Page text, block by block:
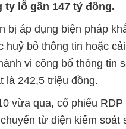
ty lỗ gần 147 tỷ đồng.
bị áp dụng biện pháp
huỷ bỏ thông tin hoặc
vi công bố thông tin
là 242,5 triệu đồng.
vừa qua, cổ phiếu
từ diện kiểm soát